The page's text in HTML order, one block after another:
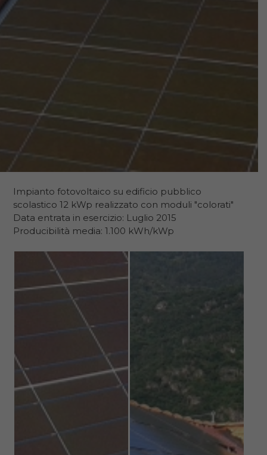
Impianto fotovoltaico su edificio pubblico
scolastico 12 kWp realizzato con moduli "colorati"
Data entrata in esercizio: Luglio 2015
Producibilità media: 1.100 kWh/kWp